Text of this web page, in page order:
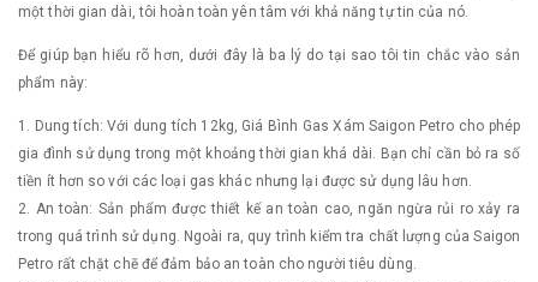
một thời gian dài, tôi hoàn toàn yên tâm với khả năng tự tin của nó.
Để giúp bạn hiểu rõ hơn, dưới đây là ba lý do tại sao tôi tin chắc vào sản
phẩm này:
1. Dung tích: Với dung tích 12kg, Giá Bình Gas Xám Saigon Petro cho phép
gia đình sử dụng trong một khoảng thời gian khá dài. Bạn chỉ cần bỏ ra số
tiền ít hơn so với các loại gas khác nhưng lại được sử dụng lâu hơn.
2. An toàn: Sản phẩm được thiết kế an toàn cao, ngăn ngừa rủi ro xảy ra
trong quá trình sử dụng. Ngoài ra, quy trình kiểm tra chất lượng của Saigon
Petro rất chặt chẽ để đảm bảo an toàn cho người tiêu dùng.